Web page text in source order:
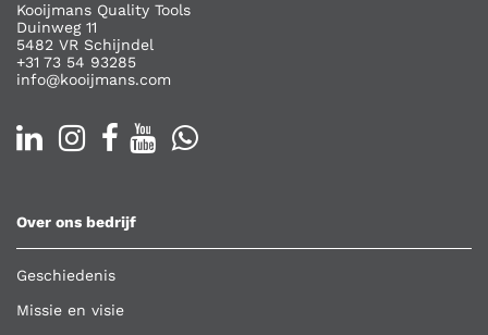
Kooijmans Quality Tools
Duinweg 11
5482 VR Schijndel
+31 73 54 93285
info@kooijmans.com
Over ons bedrijf
Geschiedenis
Missie en visie